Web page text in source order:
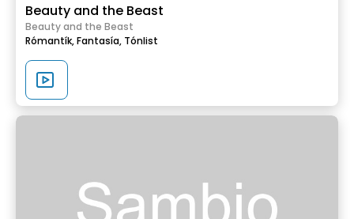
Beauty and the Beast
Beauty and the Beast
Rómantík,Fantasía, Tónlist